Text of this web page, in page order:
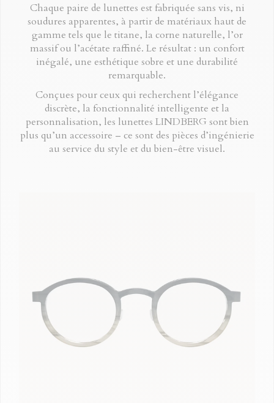
Chaque paire de lunettes est fabriquée sans vis, ni
soudures apparentes, à partir de matériaux haut de
gamme tels que le titane, la corne naturelle, l’or
massif ou l’acétate raffiné. Le résultat : un confort
inégalé, une esthétique sobre et une durabilité
remarquable.
Conçues pour ceux qui recherchent l’élégance
discrète, la fonctionnalité intelligente et la
personnalisation, les lunettes LINDBERG sont bien
plus qu’un accessoire – ce sont des pièces d’ingénierie
au service du style et du bien-être visuel.